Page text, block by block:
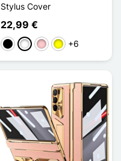
Stylus Cover
22,99 €
Schwarz
WeißPinkGelb+6